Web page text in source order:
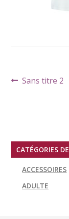
Navigation
Article
Sans titre 2
CATÉGORIES
ACCESSOIRES
ADULTE